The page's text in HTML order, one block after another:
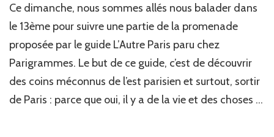
Ce dimanche, nous sommes allés nous balader dans
le 13ème pour suivre une partie de la promenade
proposée par le guide L’Autre Paris paru chez
Parigrammes. Le but de ce guide, c’est de découvrir
des coins méconnus de l’est parisien et surtout, sortir
de Paris : parce que oui, il y a de la vie et des choses …